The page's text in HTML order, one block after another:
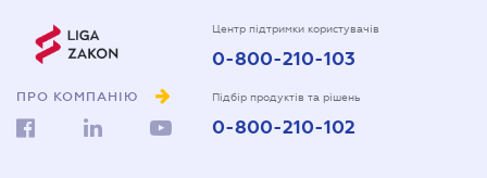
ПРО КОМПАНІЮ
Центр підтримки користувачів
0-800-210-103
Підбір продуктів та рішень
0-800-210-102